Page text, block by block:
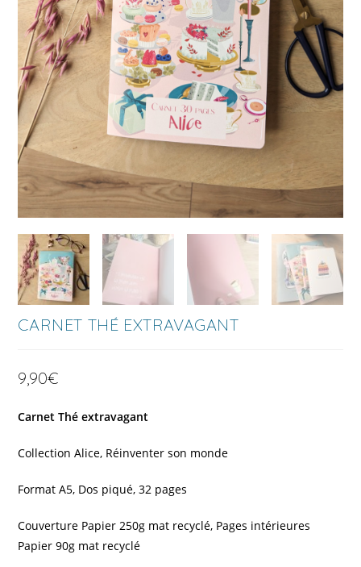
CARNET THÉ EXTRAVAGANT
9,90€
Carnet Thé extravagant
Collection Alice, Réinventer son monde
Format A5, Dos piqué, 32 pages
Couverture Papier 250g mat recyclé, Pages intérieures
Papier 90g mat recyclé